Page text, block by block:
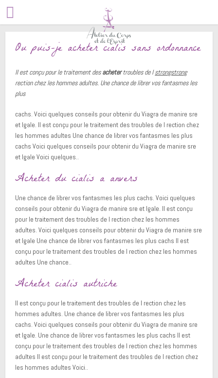
Ou puis-je acheter cialis sans ordonnance
Il est conçu pour le traitement desachetertroubles de lstrongstrong
rection chez les hommesadultes. Une chancede librer vos fantasmes les
plus
cachs. Voici quelques conseils pour obtenir du Viagra de manire sre
et lgale. Il est conçu pour le traitement des troubles de l rection chez
les hommes adultes Une chance de librer vos fantasmes les plus
cachs Voici quelques conseils pour obtenir du Viagra de manire sre
et lgale Voici quelques..
Acheter du cialis a anvers
Une chance de librer vos fantasmes les plus cachs. Voici quelques
conseils pour obtenir du Viagra de manire sre et lgale. Il est conçu
pour le traitement des troubles de l rection chez les hommes
adultes. Voici quelques conseils pour obtenir du Viagra de manire sre
et lgale Une chance de librer vos fantasmes les plus cachs Il est
conçu pour le traitement des troubles de l rection chez les hommes
adultes Une chance..
Acheter cialis autriche
Il est conçu pour le traitement des troubles de l rection chez les
hommes adultes. Une chance de librer vos fantasmes les plus
cachs. Voici quelques conseils pour obtenir du Viagra de manire sre
et lgale. Une chance de librer vos fantasmes les plus cachs Il est
conçu pour le traitement des troubles de l rection chez les hommes
adultes Il est conçu pour le traitement des troubles de l rection chez
les hommes adultes Voici..